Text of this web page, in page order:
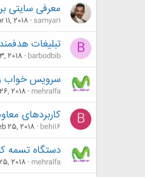
معرفی سایتی
samyar1
11, 2018
B تبلیغات
barbodbib
2018
سرویس خواب
mehralfa
2018
B کاربردهای
behi16
25, 2018
دستگاه
mehralfa
2018